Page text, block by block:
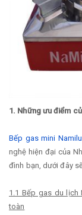
1. Những ưu điểm
Bếp gas mini
nghệ hiện đại của
đình bạn, dưới đây
1.1 Bếp gas du lịch
toàn